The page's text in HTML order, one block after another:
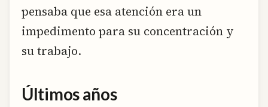
pensaba que esa atención era un
impedimento para su concentración y
su trabajo.
Últimos años